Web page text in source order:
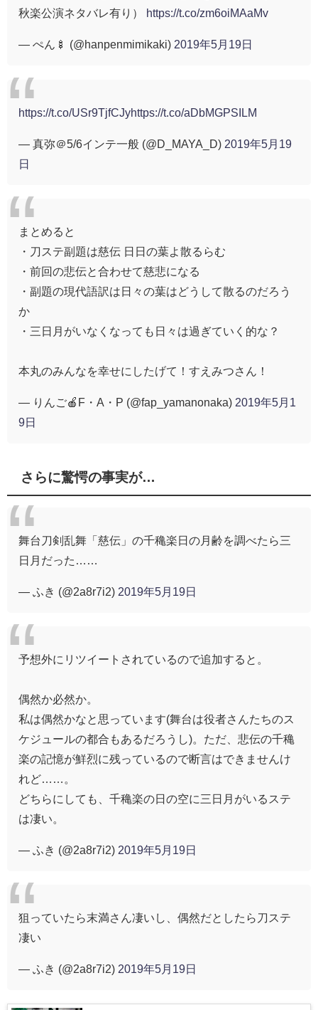
秋楽公演ネタバレ有り）
https://t.co/zm6oiMAaMv
— ぺん🍢 (@hanpenmimikaki) 2019年5月19日
https://t.co/USr9TjfCJyhttps://t.co/aDbMGPSILM
— 真弥＠5/6インテ一般 (@D_MAYA_D) 2019年5月19
日
まとめると
・刀ステ副題は慈伝 日日の葉よ散るらむ
・前回の悲伝と合わせて慈悲になる
・副題の現代語訳は日々の葉はどうして散るのだろう
か
・三日月がいなくなっても日々は過ぎていく的な？
本丸のみんなを幸せにしたげて！すえみつさん！
— りんご🍎F・A・P (@fap_yamanonaka) 2019年5月1
9日
さらに驚愕の事実が…
舞台刀剣乱舞「慈伝」の千穐楽日の月齢を調べたら三
日月だった……
— ふき (@2a8r7i2) 2019年5月19日
予想外にリツイートされているので追加すると。
偶然か必然か。
私は偶然かなと思っています(舞台は役者さんたちのス
ケジュールの都合もあるだろうし)。ただ、悲伝の千穐
楽の記憶が鮮烈に残っているので断言はできませんけ
れど……。
どちらにしても、千穐楽の日の空に三日月がいるステ
は凄い。
— ふき (@2a8r7i2) 2019年5月19日
狙っていたら末満さん凄いし、偶然だとしたら刀ステ
凄い
— ふき (@2a8r7i2) 2019年5月19日